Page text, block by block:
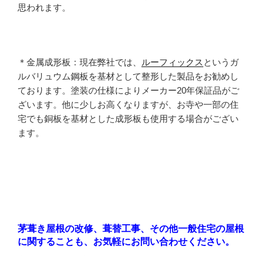
思われます。
＊金属成形板：現在弊社では、 ルーフィックス というガ
ルバリュウム鋼板を基材として整形した製品をお勧めし
ております。塗装の仕様によりメーカー20年保証品がご
ざいます。他に少しお高くなりますが、お寺や一部の住
宅でも銅板を基材とした成形板も使用する場合がござい
ます。
茅葺き屋根の改修、葺替工事、その他一般住宅の屋根
に関することも、お気軽にお問い合わせ ください。